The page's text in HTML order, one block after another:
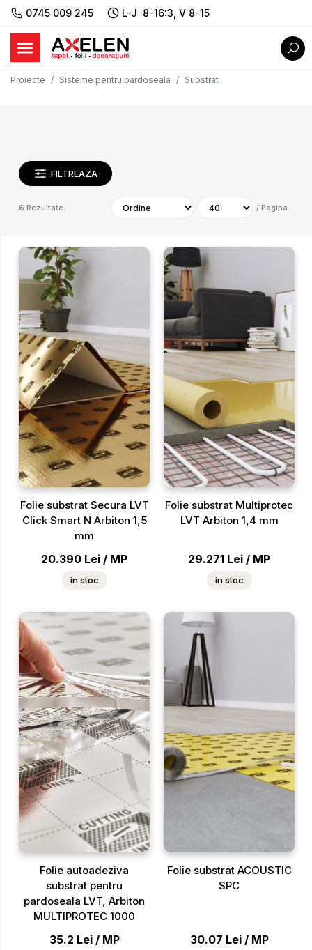
0745 009 245 L-J 8-16:3, V 8-15
Proiecte Sisteme pentru pardoseala Substrat
FILTREAZA
6 Rezultate / Pagina
Folie substrat Secura LVT
Click Smart N Arbiton 1,5
mm
20.390 Lei / MP
in stoc
Folie substrat Multiprotec
LVT Arbiton 1,4 mm
29.271 Lei / MP
in stoc
Folie autoadeziva
substrat pentru
pardoseala LVT, Arbiton
MULTIPROTEC 1000
35.2 Lei / MP
Folie substrat ACOUSTIC
SPC
30.07 Lei / MP